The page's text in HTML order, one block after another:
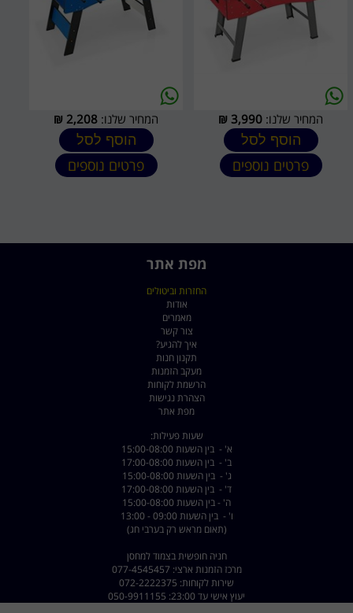
המחיר שלנו: 3,990
₪
הוסף לסל
פרטים נוספים
המחיר שלנו: 2,208
₪
הוסף לסל
פרטים נוספים
מפת אתר
החזרות וביטולים
אודות
מאמרים
צור קשר
איך להגיע?
תקנון חנות
מעקב הזמנות
הרשמת לקוחות
הצהרת נגישות
מפת אתר
שעות פעילות:
א' - בין השעות 15:00-08:00
ב' - בין השעות 17:00-08:00
ג' - בין השעות 15:00-08:00
ד' - בין השעות 17:00-08:00
ה' - בין השעות 15:00-08:00
ו' - בין השעות 09:00 - 13:00
(תאום מראש רק בערבי חג)
חניה חופשית בצמוד למחסן
מרכז הזמנות ארצי: 077-4545457
שירות לקוחות: 072-2222375
יעוץ אישי עד 23:00: 050-9911155